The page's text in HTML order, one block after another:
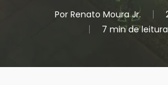
Por Renato Moura Jr.
7 min de leitura